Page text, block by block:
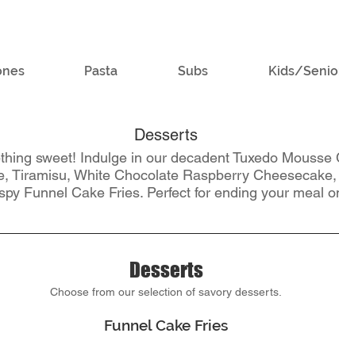
Pasta Subs Kids/
Desserts
sweet! Indulge in our decadent Tuxedo Mousse
Tiramisu, White Chocolate Raspberry Cheesecake,
Funnel Cake Fries. Perfect for ending your meal
Desserts
Choose from our selection of savory desserts.
Funnel Cake Fries